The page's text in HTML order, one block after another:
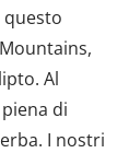
questo
Al
di
I nostri